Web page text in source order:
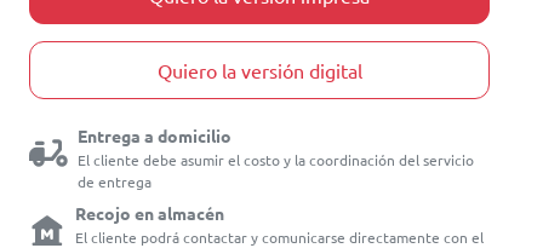
Quiero la versión digital
Entrega a domicilio
El cliente debe asumir el costo y la coordinación del servicio
de entrega
Recojo en almacén
El cliente podrá contactar y comunicarse directamente con el